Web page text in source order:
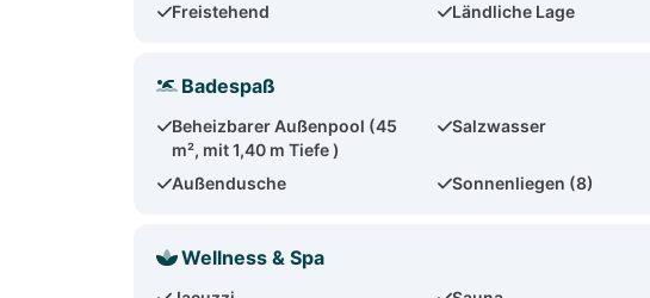
Freistehend
Ländliche Lage
Badespaß
Beheizbarer Außenpool (45
m², mit 1,40 m Tiefe )
Salzwasser
Außendusche Sonnenliegen (8)
Wellness & Spa